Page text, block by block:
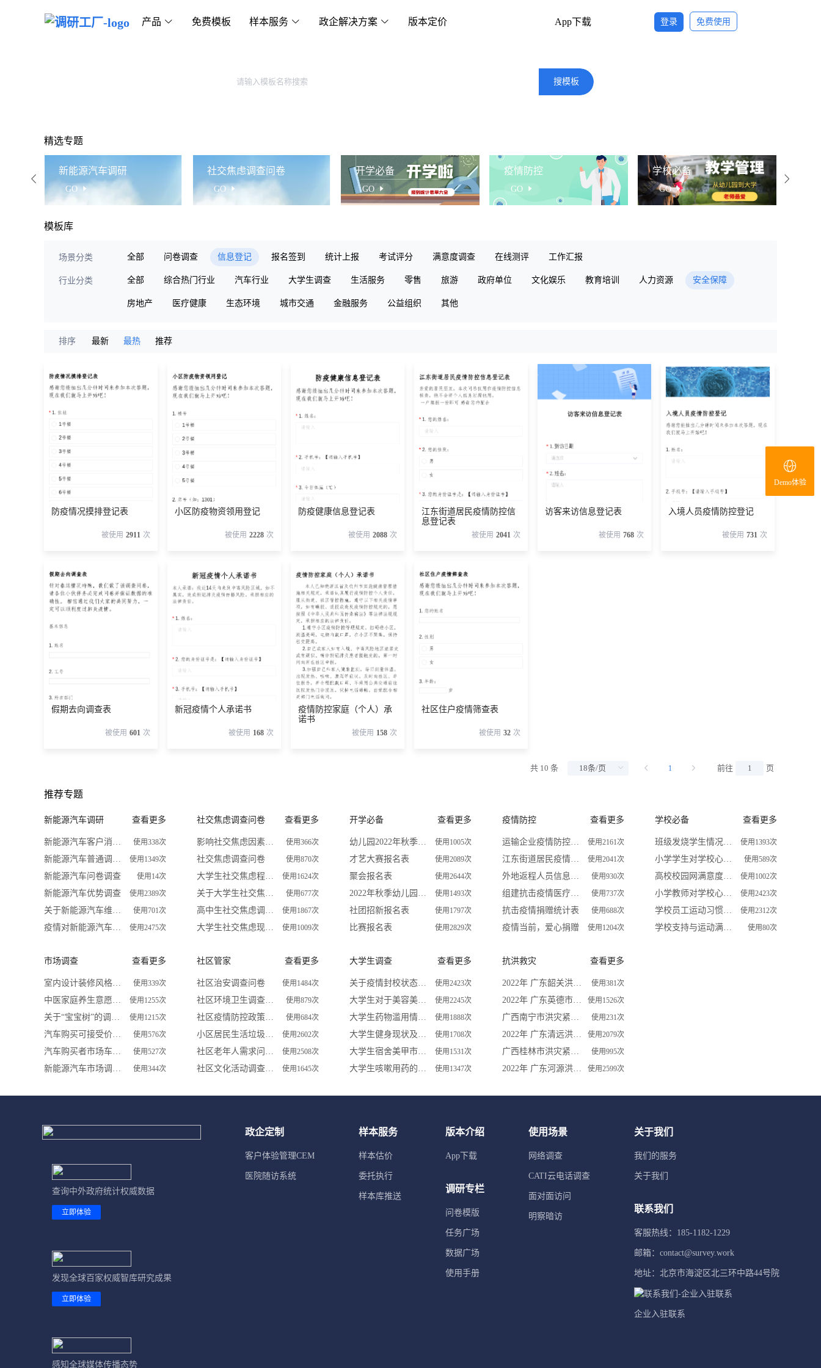
产品 免费模板 样本服务 政企解决方案 版本定价 App下载 登录 免费使用
搜模板
精选专题
新能源汽车调研
GO
社交焦虑调查问卷
GO
开学必备
GO
疫情防控
GO
学校必备
GO
模板库
场景分类 全部 问卷调查 信息登记 报名签到 统计上报 考试评分 满意度调查 在线测评 工作汇报
行业分类 全部 综合热门行业 汽车行业 大学生调查 生活服务 零售 旅游 政府单位 文化娱乐 教育培训 人力资源 安全保障
房地产 医疗健康 生态环境 城市交通 金融服务 公益组织 其他
排序 最新 最热 推荐
防疫情况摸排登记表
被使用 2911 次
小区防疫物资领用登记
被使用 2228 次
防疫健康信息登记表
被使用 2088 次
江东街道居民疫情防控信
息登记表
被使用 2041 次
访客来访信息登记表
被使用 768 次
入境人员疫情防控登记
被使用 731 次
假期去向调查表
被使用 601 次
新冠疫情个人承诺书
被使用 168 次
疫情防控家庭（个人）承
诺书
被使用 158 次
社区住户疫情筛查表
被使用 32 次
共 10 条 1 前往 页
推荐专题
新能源汽车调研 查看更多
新能源汽车客户消费偏好调查问卷 使用338次
新能源汽车普通调研问卷 使用1349次
新能源汽车问卷调查 使用14次
新能源汽车优势调查 使用2389次
关于新能源汽车维护站调查问卷 使用701次
疫情对新能源汽车及锂电行业影响调查问卷 使用2475次
社交焦虑调查问卷 查看更多
影响社交焦虑因素调查问卷 使用366次
社交焦虑调查问卷 使用870次
大学生社交焦虑程度调查问卷 使用1624次
关于大学生社交焦虑问卷调查 使用677次
高中生社交焦虑调查问卷 使用1867次
大学生社交焦虑现状和成因调查 使用1009次
开学必备 查看更多
幼儿园2022年秋季线上预报名登记表 使用1005次
才艺大赛报名表 使用2089次
聚会报名表 使用2644次
2022年秋季幼儿园招生预报名登记表 使用1493次
社团招新报名表 使用1797次
比赛报名表 使用2829次
疫情防控 查看更多
运输企业疫情防控排查 使用2161次
江东街道居民疫情防控信息登记表 使用2041次
外地返程人员信息统计表 使用930次
组建抗击疫情医疗救治预备队报名 使用737次
抗击疫情捐赠统计表 使用688次
疫情当前，爱心捐赠 使用1204次
学校必备 查看更多
班级发烧学生情况调查 使用1393次
小学学生对学校心理健康教育满意度调查表 使用589次
高校校园网满意度调查问卷 使用1002次
小学教师对学校心理健康教育满意度调查表 使用2423次
学校员工运动习惯调查 使用2312次
学校支持与运动满意度关系调查 使用80次
市场调查 查看更多
室内设计装修风格喜好调查 使用339次
中医家庭养生意愿问卷调查 使用1255次
关于“宝宝树”的调查问卷 使用1215次
汽车购买可接受价位调查问卷 使用576次
汽车购买者市场车型调查问卷 使用527次
新能源汽车市场调查问卷 使用344次
社区管家 查看更多
社区治安调查问卷 使用1484次
社区环境卫生调查问卷 使用879次
社区疫情防控政策措施及居民满意度调查 使用684次
小区居民生活垃圾分类问卷调查 使用2602次
社区老年人需求问卷调查 使用2508次
社区文化活动调查问卷 使用1645次
大学生调查 查看更多
关于疫情封校状态下大学生每周运动量的调查问卷 使用2423次
大学生对于美容美体的看法 使用2245次
大学生药物滥用情况调查问卷 使用1888次
大学生健身现状及影响因素的调查研究 使用1708次
大学生宿舍美甲市场调研 使用1531次
大学生咳嗽用药的调查 使用1347次
抗洪救灾 查看更多
2022年 广东韶关洪灾紧急求助信息登记表 使用381次
2022年 广东英德市洪灾紧急求助信息登记表 使用1526次
广西南宁市洪灾紧急求助信息登记表 使用231次
2022年 广东清远洪灾紧急求助信息登记表 使用2079次
广西桂林市洪灾紧急求助信息登记表 使用995次
2022年 广东河源洪灾紧急求助信息登记表 使用2599次
Demo体验
查询中外政府统计权威数据
立即体验
发现全球百家权威智库研究成果
立即体验
感知全球媒体传播态势
政企定制
客户体验管理CEM
医院随访系统
样本服务
样本估价
委托执行
样本库推送
版本介绍
App下载
调研专栏
问卷模版
任务广场
数据广场
使用手册
使用场景
网络调查
CATI云电话调查
面对面访问
明察暗访
关于我们
我们的服务
关于我们
联系我们
客服热线：185-1182-1229
邮箱：contact@survey.work
地址：北京市海淀区北三环中路44号院
企业入驻联系